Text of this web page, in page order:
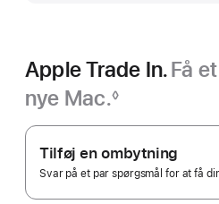
Apple Trade In.Få
nye Mac.
Fodnote
◊
Apple Trade In.
Tilføj en ombytning
Svar på et par spørgsmål for at få